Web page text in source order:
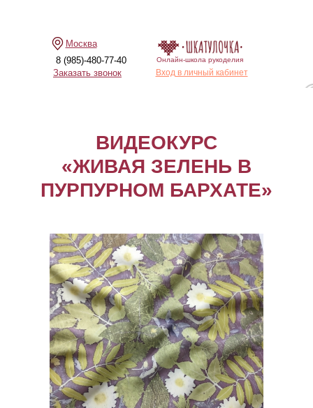
Онлайн-школа рукоделия
8 (985)-480-77-40
Вход в личный кабинет
Москва
Заказать звонок
ВИДЕОКУРС
«ЖИВАЯ ЗЕЛЕНЬ В
ПУРПУРНОМ БАРХАТЕ»